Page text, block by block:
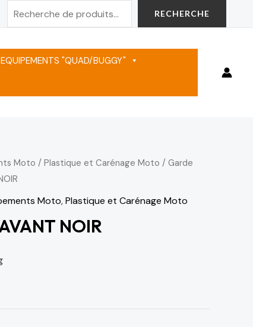
Rechercher RECHERCHE
EQUIPEMENTS "QUAD/BUGGY"
Moto / Plastique et Carénage Moto / Garde
Moto,Plastique et Carénage Moto
NOIR